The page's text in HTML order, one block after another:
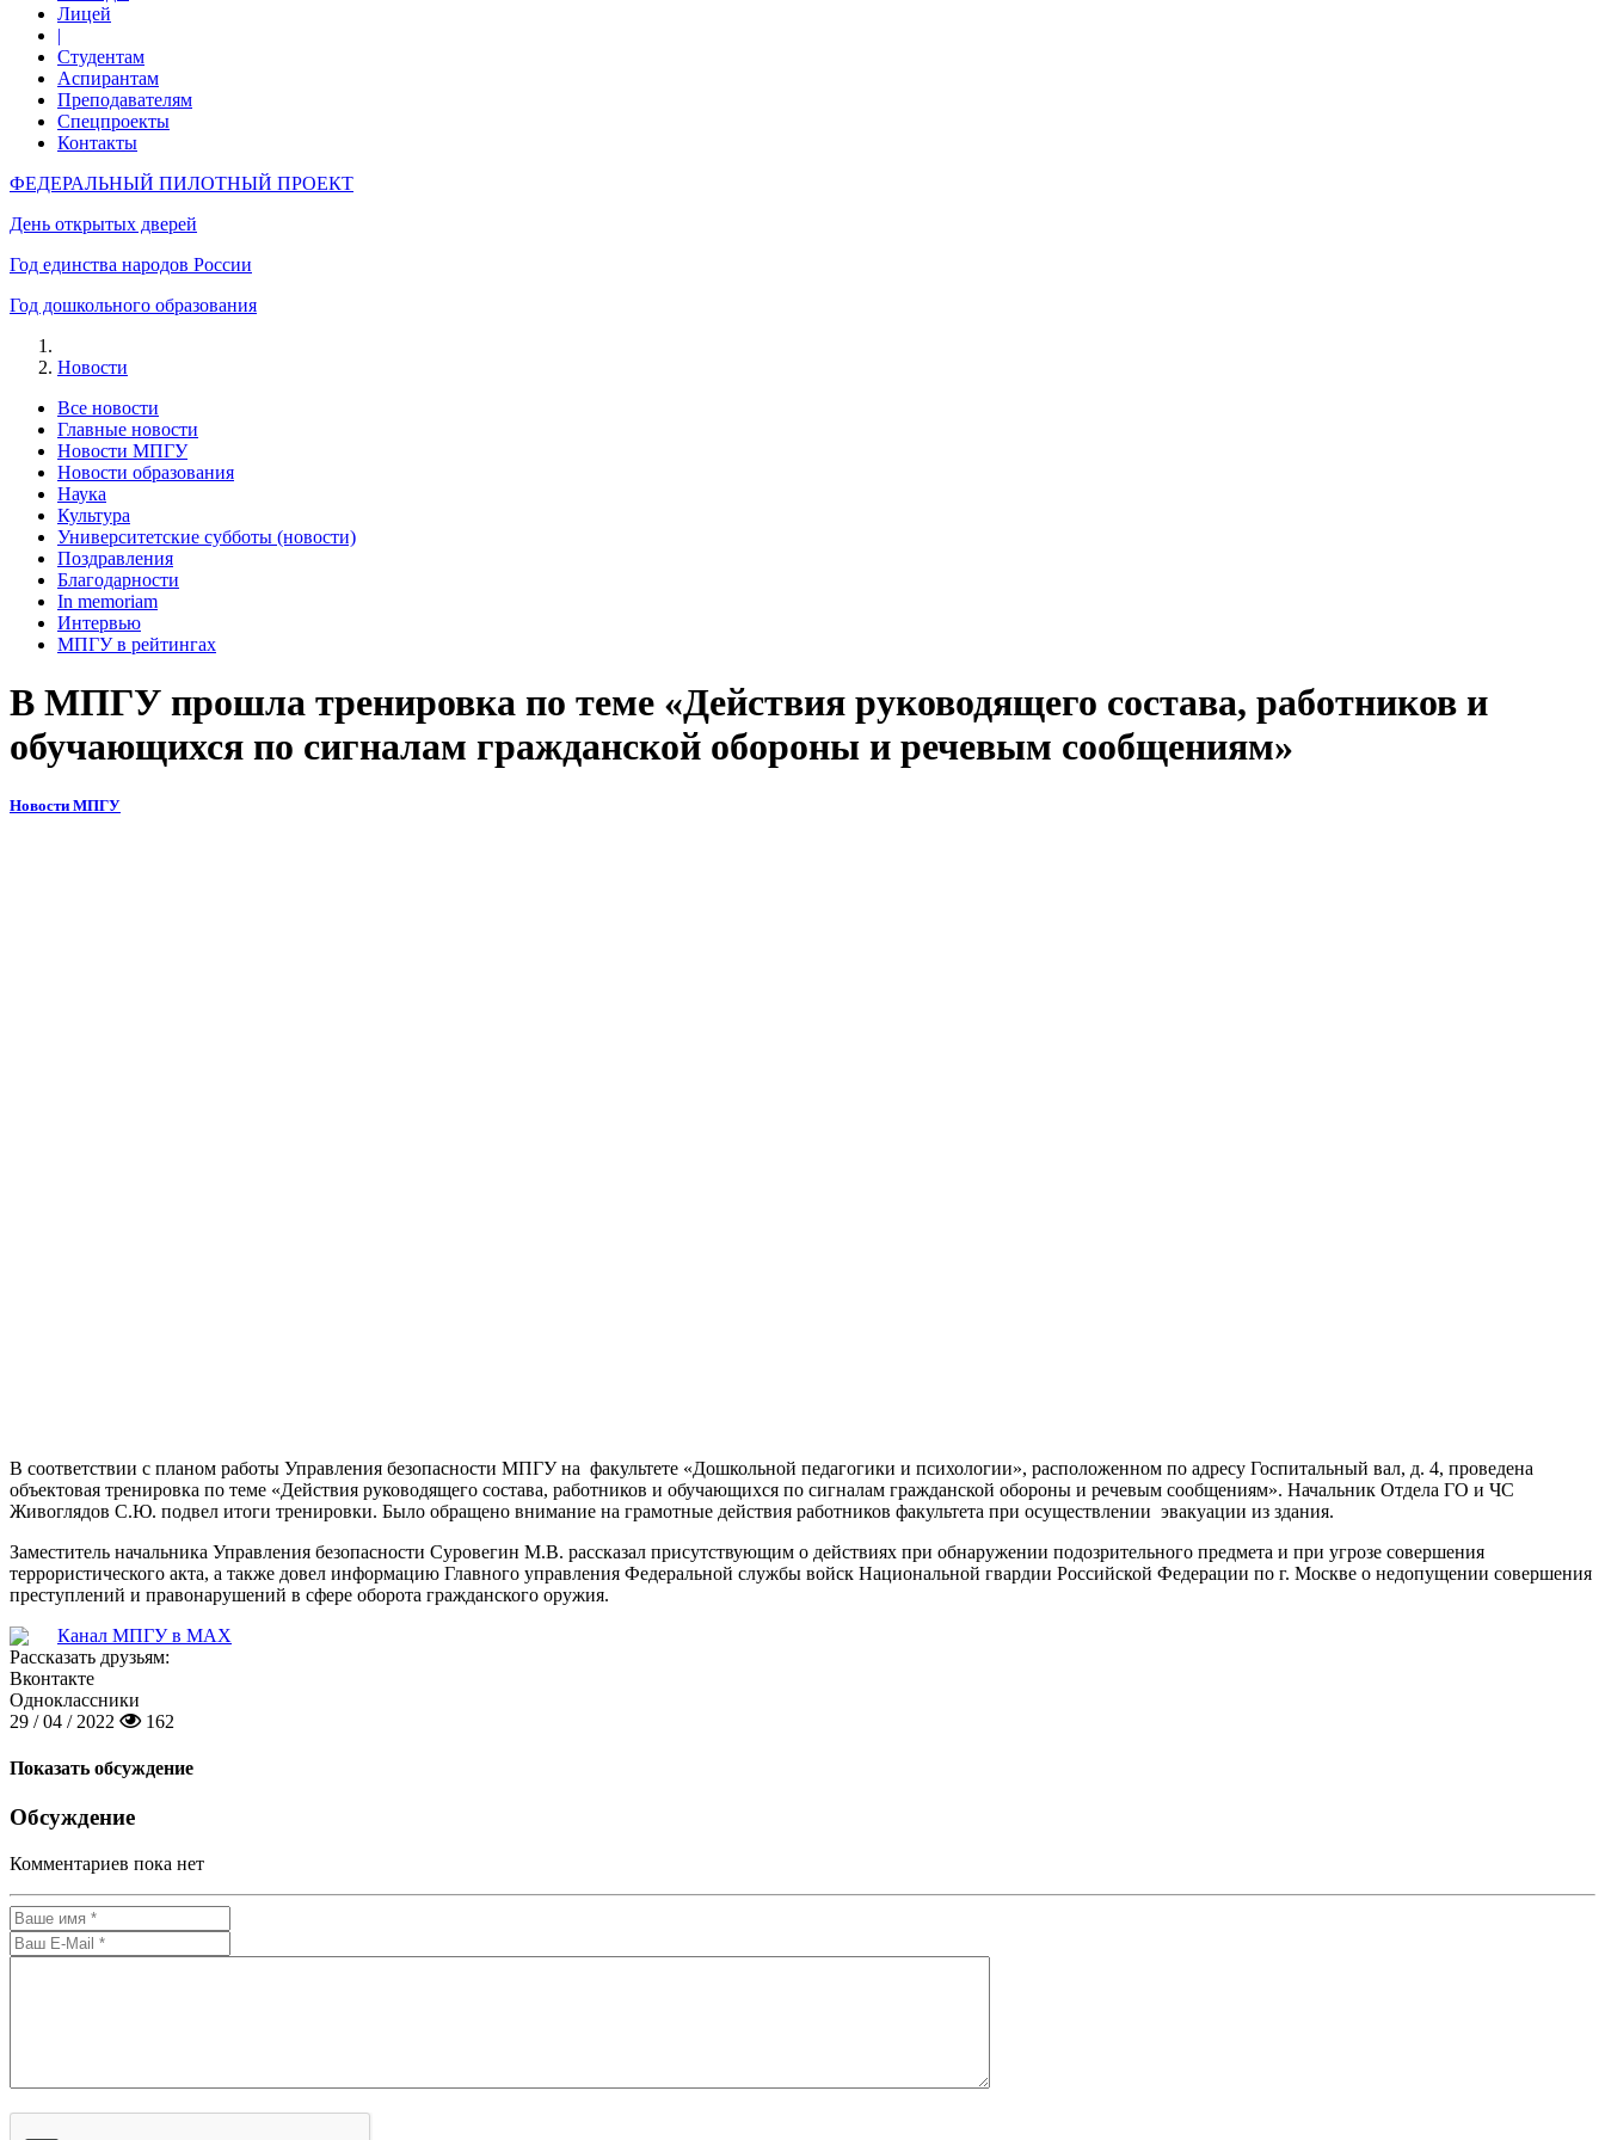
Лицей
|
Студентам
Аспирантам
Преподавателям
Спецпроекты
Контакты
ФЕДЕРАЛЬНЫЙ ПИЛОТНЫЙ ПРОЕКТ
День открытых дверей
Год единства народов России
Год дошкольного образования
Новости
Все новости
Главные новости
Новости МПГУ
Новости образования
Наука
Культура
Университетские субботы (новости)
Поздравления
Благодарности
In memoriam
Интервью
МПГУ в рейтингах
В МПГУ прошла тренировка по теме «Действия руководящего состава, работников и
обучающихся по сигналам гражданской обороны и речевым сообщениям»
Новости МПГУ
В соответствии с планом работы Управления безопасности МПГУ на факультете «Дошкольной педагогики и психологии», расположенном по адресу Госпитальный вал, д. 4, проведена
объектовая тренировка по теме «Действия руководящего состава, работников и обучающихся по сигналам гражданской обороны и речевым сообщениям». Начальник Отдела ГО и ЧС
Живоглядов С.Ю. подвел итоги тренировки. Было обращено внимание на грамотные действия работников факультета при осуществлении эвакуации из здания.
Заместитель начальника Управления безопасности Суровегин М.В. рассказал присутствующим о действиях при обнаружении подозрительного предмета и при угрозе совершения
террористического акта, а также довел информацию Главного управления Федеральной службы войск Национальной гвардии Российской Федерации по г. Москве о недопущении совершения
преступлений и правонарушений в сфере оборота гражданского оружия.
Канал МПГУ в MAX
Рассказать друзьям:
Вконтакте
Одноклассники
29 / 04 / 2022
162
Показать обсуждение
Обсуждение
Комментариев пока нет